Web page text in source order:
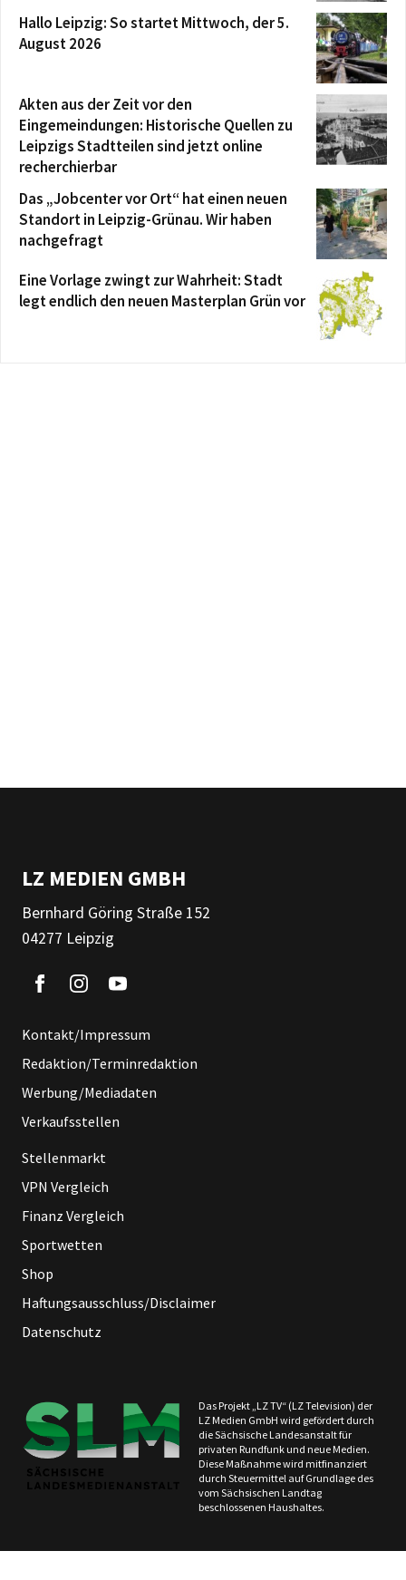
Hallo Leipzig: So startet Mittwoch, der 5.
August 2026
Akten aus der Zeit vor den
Eingemeindungen: Historische Quellen zu
Leipzigs Stadtteilen sind jetzt online
recherchierbar
Das „Jobcenter vor Ort“ hat einen neuen
Standort in Leipzig-Grünau. Wir haben
nachgefragt
Eine Vorlage zwingt zur Wahrheit: Stadt
legt endlich den neuen Masterplan Grün vor
LZ MEDIEN GMBH
Bernhard Göring Straße 152
04277 Leipzig
Kontakt/Impressum
Redaktion/Terminredaktion
Werbung/Mediadaten
Verkaufsstellen
Stellenmarkt
VPN Vergleich
Finanz Vergleich
Sportwetten
Shop
Haftungsausschluss/Disclaimer
Datenschutz
Das Projekt „LZ TV“ (LZ Television) der
LZ Medien GmbH wird gefördert durch
die Sächsische Landesanstalt für
privaten Rundfunk und neue Medien.
Diese Maßnahme wird mitfinanziert
durch Steuermittel auf Grundlage des
vom Sächsischen Landtag
beschlossenen Haushaltes.